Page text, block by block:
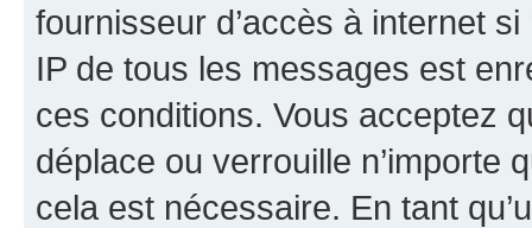
fournisseur d’accès à internet
IP de tous les messages est
ces conditions. Vous acceptez
déplace ou verrouille n’importe
cela est nécessaire. En tant